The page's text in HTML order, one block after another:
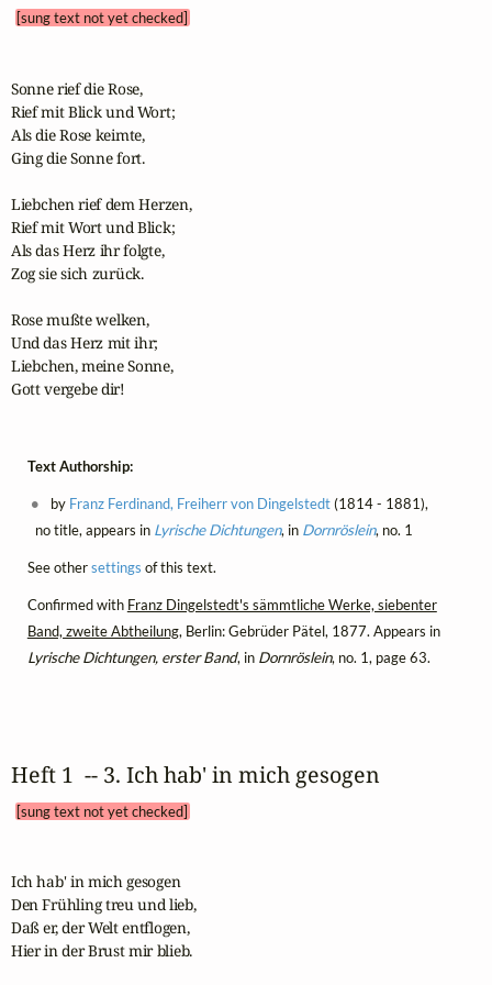
[sung text not yet checked]
Sonne rief die Rose,
Rief mit Blick und Wort;
Als die Rose keimte,
Ging die Sonne fort.
Liebchen rief dem Herzen,
Rief mit Wort und Blick;
Als das Herz ihr folgte,
Zog sie sich zurück.
Rose mußte welken,
Und das Herz mit ihr;
Liebchen, meine Sonne,
Gott vergebe dir!
Text Authorship:
by Franz Ferdinand, Freiherr von Dingelstedt(1814 - 1881),
no title, appears in Lyrische Dichtungen, in Dornröslein, no. 1
See othersettings of this text.
Confirmed with Franz Dingelstedt's sämmtliche Werke, siebenter
Band, zweite Abtheilung, Berlin: Gebrüder Pätel, 1877. Appears in
Lyrische Dichtungen, erster Band, in Dornröslein, no. 1, page 63.
Heft 1  -- 3. Ich hab' in mich gesogen
[sung text not yet checked]
Ich hab' in mich gesogen
Den Frühling treu und lieb,
Daß er, der Welt entflogen,
Hier in der Brust mir blieb.